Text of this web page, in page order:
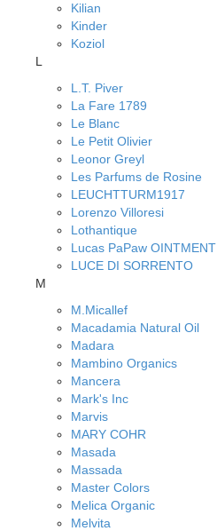
Kilian
Kinder
Koziol
L
L.T. Piver
La Fare 1789
Le Blanc
Le Petit Olivier
Leonor Greyl
Les Parfums de Rosine
LEUCHTTURM1917
Lorenzo Villoresi
Lothantique
Lucas PaPaw OINTMENT
LUCE DI SORRENTO
M
M.Micallef
Macadamia Natural Oil
Madara
Mambino Organics
Mancera
Mark's Inc
Marvis
MARY COHR
Masada
Massada
Master Colors
Melica Organic
Melvita